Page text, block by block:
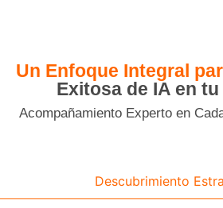
Un Enfoque Integral
Exitosa de IA en
Acompañamiento Experto en
Descubrimiento